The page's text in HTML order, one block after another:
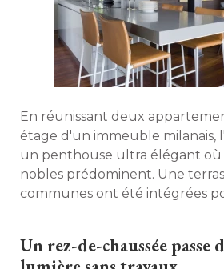
En réunissant deux
étage d'un immeuble milanais,
un penthouse ultra élégant où
nobles prédominent. Une
communes ont été intégrées
Un rez-de-chaussée passe